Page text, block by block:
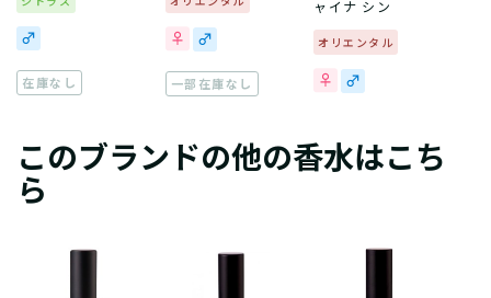
在庫なし 一部在庫なし
ャイナ シン
オリエンタル
このブランドの他の香水はこち
ら